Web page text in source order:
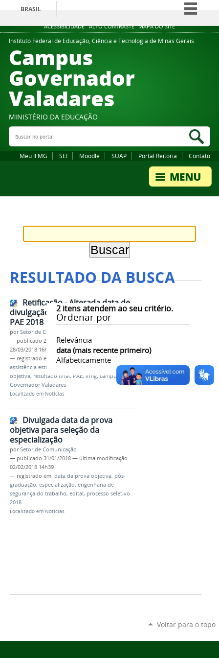
ACESSIBILIDADE ALTO CONTRASTE MAPA DO SITE
BRASIL
Simplifique!
Comunica BR
Instituto Federal de Educação, Ciência e Tecnologia de Minas Gerais
Campus
Governador
Valadares
MINISTÉRIO DA EDUCAÇÃO
Buscar no portal
Meu IFMG SEI Moodle SUAP Portal Reitoria Contato
RESULTADO DA BUSCA
2itens atendem ao seu critério.
Ordenar por
Relevância
data (mais recente primeiro)
Alfabeticamente
Retificação - Alterada data de
divulgação do resultado final do
PAE 2018
porSetor de Comunicação
— publicado 28/03/2018—última modificação
28/03/2018 16h38
— registrado em:
retificação,cronograma
assistência estudantil
objetiva, resultado final, PAE, ifmg, campus
Governador Valadares
Localizado em Notícias
Divulgada data da prova
objetiva para seleção da
especialização
porSetor de Comunicação
— publicado 31/01/2018 — última modificação
02/02/2018 14h39
— registrado em: data da prova objetiva, pós-
graduação, especialização, engenharia de
segurança do trabalho, edital, processo seletivo
2018
Localizado em Notícias
Voltar para o topo